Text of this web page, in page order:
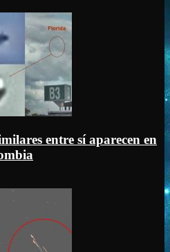
entre sí aparecen en